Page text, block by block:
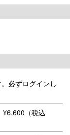
必ずログインし
（税込